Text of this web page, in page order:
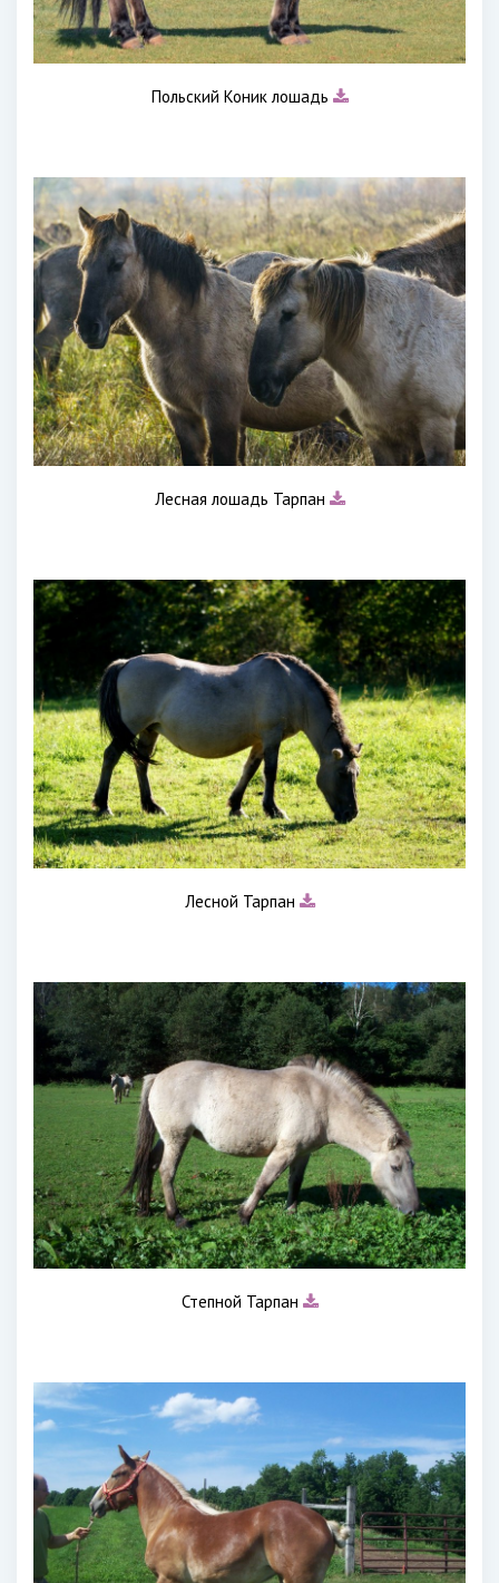
Польский Коник лошадь
Лесная лошадь Тарпан
Лесной Тарпан
Степной Тарпан